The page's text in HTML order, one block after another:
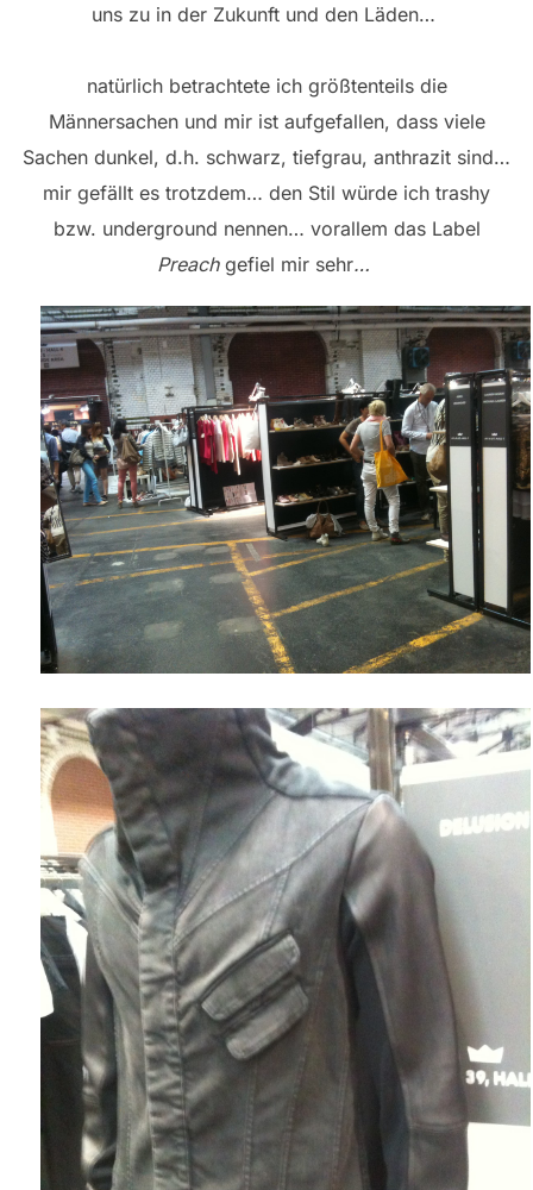
uns zu in der Zukunft und den Läden…
natürlich betrachtete ich größtenteils die
Männersachen und mir ist aufgefallen, dass viele
Sachen dunkel, d.h. schwarz, tiefgrau, anthrazit sind…
mir gefällt es trotzdem… den Stil würde ich trashy
bzw. underground nennen… vorallem das Label
Preach gefiel mir sehr…